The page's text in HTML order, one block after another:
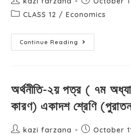
CLASS 12 / Economics
Continue Reading
অর্থনীতি-২য় পত্র ( ৭ম
কারণ) একাদশ শ্রেণি
kazi farzana
October